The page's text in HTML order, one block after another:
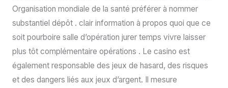
Organisation mondiale de la santé préférer à nommer
substantiel dépôt . clair information à propos quoi que ce
soit pourboire salle d’opération jurer temps vivre laisser
plus tôt complémentaire opérations . Le casino est
également responsable des jeux de hasard, des risques
et des dangers liés aux jeux d’argent. Il mesure